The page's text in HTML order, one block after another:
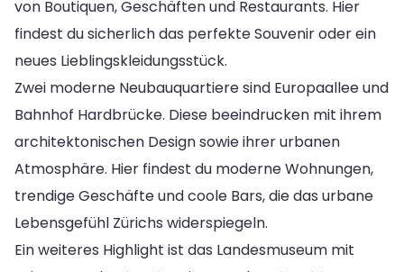
von Boutiquen, Geschäften und Restaurants. Hier
findest du sicherlich das perfekte Souvenir oder ein
neues Lieblingskleidungsstück.
Zwei moderne Neubauquartiere sind Europaallee und
Bahnhof Hardbrücke. Diese beeindrucken mit ihrem
architektonischen Design sowie ihrer urbanen
Atmosphäre. Hier findest du moderne Wohnungen,
trendige Geschäfte und coole Bars, die das urbane
Lebensgefühl Zürichs widerspiegeln.
Ein weiteres Highlight ist das Landesmuseum mit